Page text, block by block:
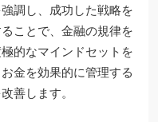
調し、成功した戦略を
ことで、金融の規律を
的なマインドセットを
金を効果的に管理する
善します。